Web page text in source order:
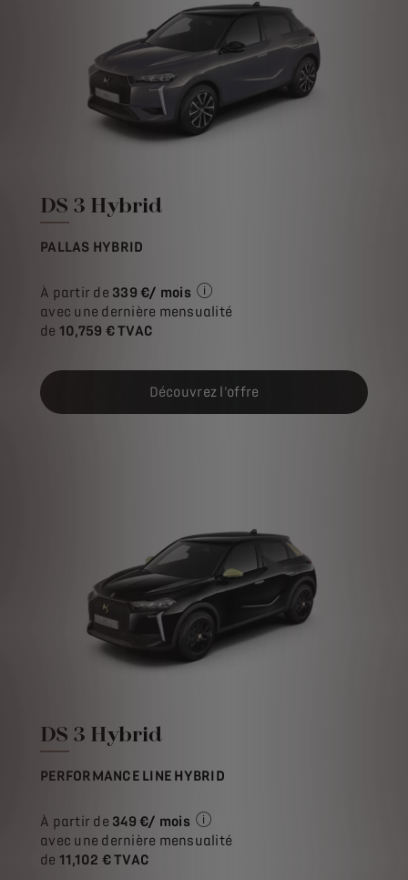
DS 3 Hybrid
PALLAS HYBRID
À partir de 339 €/ mois
Exemple illustratif du produit
avec une dernière mensualité
de 10,759 € TVAC
Découvrez l'offre
DS 3 Hybrid
PERFORMANCE LINE HYBRID
À partir de 349 €/ mois
Exemple illustratif du produit
avec une dernière mensualité
de 11,102 € TVAC